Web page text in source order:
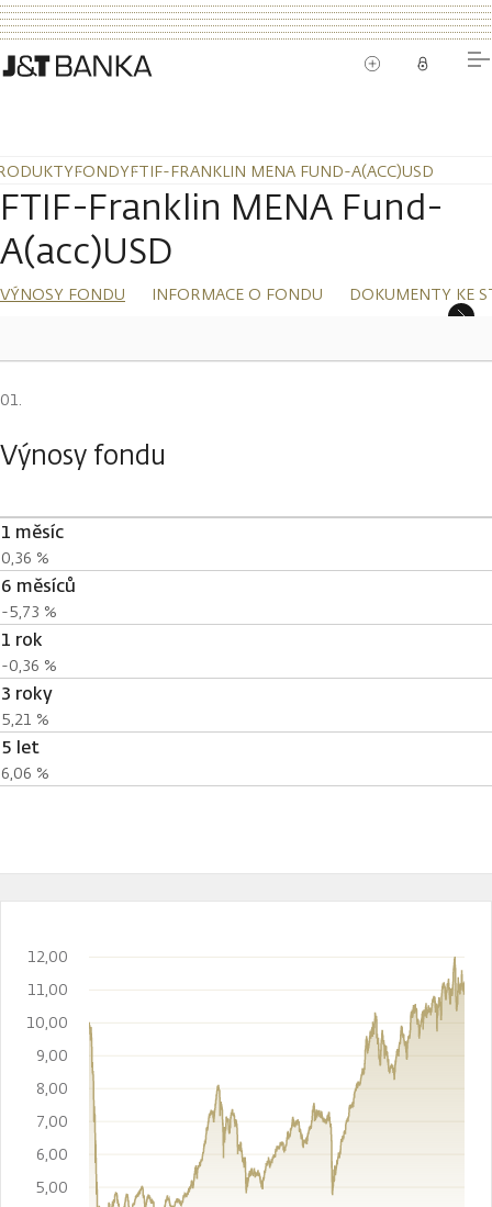
FONDYFTIF-FRANKLIN MENA FUND-A(ACC)USD
FTIF-Franklin MENA Fund-
A(acc)USD
VÝNOSY FONDU INFORMACE O FONDU DOKUMENTY KE
Výnosy fondu
1 měsíc
0,36 %
6 měsíců
-5,73 %
1 rok
-0,36 %
3 roky
5,21 %
5 let
6,06 %
5,00
6,00
7,00
8,00
9,00
10,00
11,00
12,00